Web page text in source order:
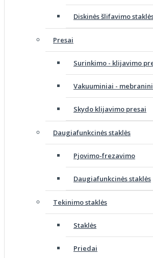
Diskinės šlifavimo
Presai
Surinkimo - klijavimo
Vakuuminiai -
Skydo klijavimo presai
Daugiafunkcinės staklės
Pjovimo-frezavimo
Daugiafunkcinės staklės
Tekinimo staklės
Staklės
Priedai